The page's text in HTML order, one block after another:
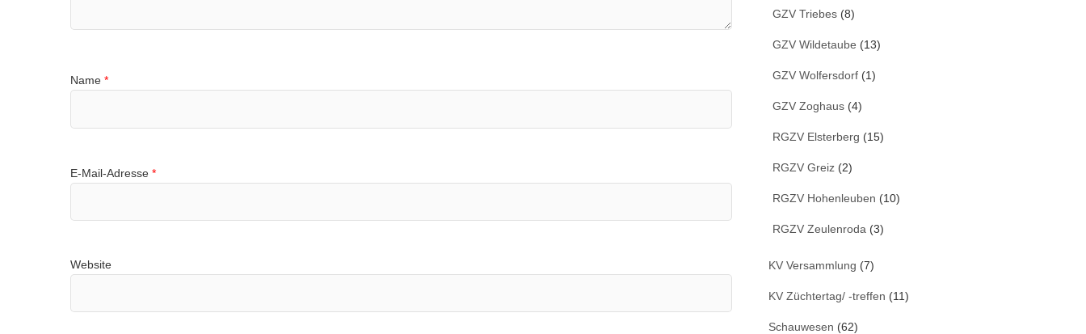
Name *
E-Mail-Adresse *
Website
GZV Triebes (8)
GZV Wildetaube (13)
GZV Wolfersdorf (1)
GZV Zoghaus (4)
RGZV Elsterberg (15)
RGZV Greiz (2)
RGZV Hohenleuben (10)
RGZV Zeulenroda (3)
KV Versammlung (7)
KV Züchtertag/ -treffen (11)
Schauwesen (62)